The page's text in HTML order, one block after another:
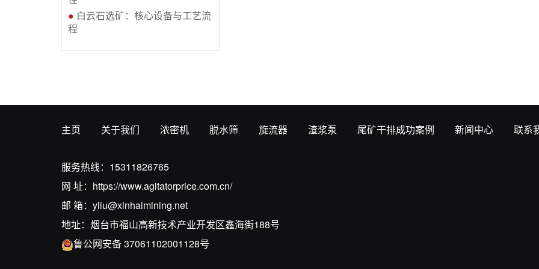
● 白云石选矿：核心设备与工艺流
程
主页 关于我们 浓密机 脱水筛 旋流器 渣浆泵 尾矿干排成功案例 新闻中心 联系
服务热线： 15311826765
网 址： https://www.agitatorprice.com.cn/
邮 箱： yliu@xinhaimining.net
地址：烟台市福山高新技术产业开发区鑫海街188号
鲁公网安备 37061102001128号